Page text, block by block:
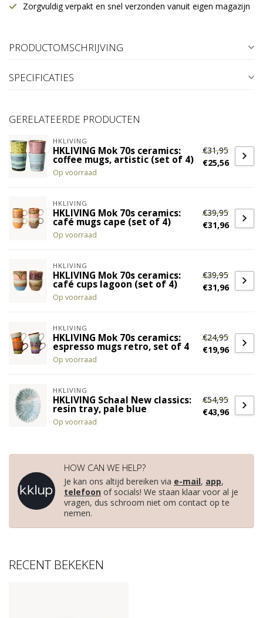
Zorgvuldig verpakt en snel verzonden vanuit eigen magazijn
PRODUCTOMSCHRIJVING
SPECIFICATIES
GERELATEERDE PRODUCTEN
HKLIVING
HKLIVING Mok 70s ceramics:
coffee mugs, artistic (set of 4)
Op voorraad
€31,95
€25,56
HKLIVING
HKLIVING Mok 70s ceramics:
café mugs cape (set of 4)
Op voorraad
€39,95
€31,96
HKLIVING
HKLIVING Mok 70s ceramics:
café cups lagoon (set of 4)
Op voorraad
€39,95
€31,96
HKLIVING
HKLIVING Mok 70s ceramics:
espresso mugs retro, set of 4
Op voorraad
€24,95
€19,96
HKLIVING
HKLIVING Schaal New classics:
resin tray, pale blue
Op voorraad
€54,95
€43,96
HOW CAN WE HELP?
Je kan ons altijd bereiken via e-mail, app,
telefoon of socials! We staan klaar voor al je
vragen, dus schroom niet om contact op te
nemen.
RECENT BEKEKEN